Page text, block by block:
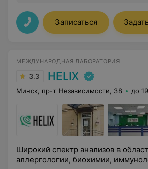
Записаться
МЕЖДУНАРОДНАЯ ЛАБОРАТОРИЯ
3.3 HELIX
Минск, пр-т Независимости, 38 до
Широкий спектр анализов в
аллергологии, биохимии,